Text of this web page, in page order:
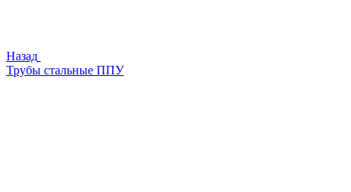
Назад
Трубы стальные ППУ